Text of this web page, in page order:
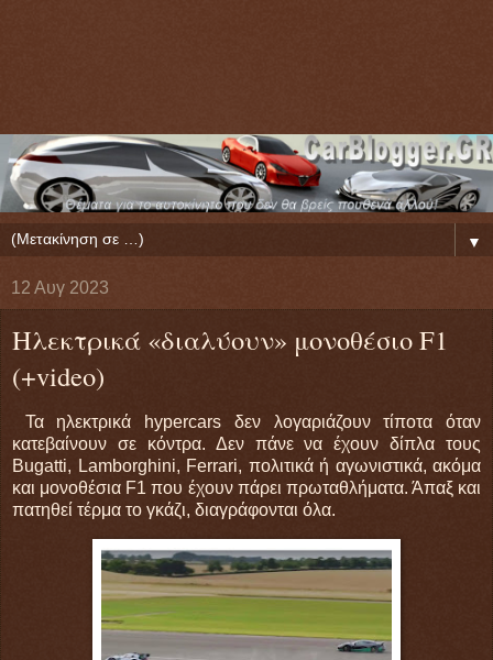
▼
12 Αυγ 2023
Ηλεκτρικά «διαλύουν» μονοθέσιο F1
(+video)
Τα ηλεκτρικά hypercars δεν λογαριάζουν τίποτα όταν
κατεβαίνουν σε κόντρα. Δεν πάνε να έχουν δίπλα τους
Bugatti, Lamborghini, Ferrari, πολιτικά ή αγωνιστικά, ακόμα
και μονοθέσια F1 που έχουν πάρει πρωταθλήματα. Άπαξ και
πατηθεί τέρμα το γκάζι, διαγράφονται όλα.